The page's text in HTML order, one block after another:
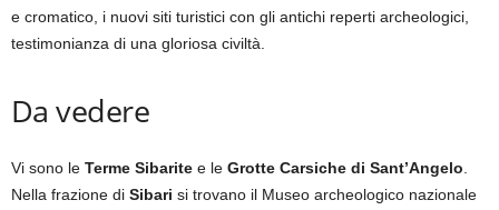
e cromatico, i nuovi siti turistici con gli antichi reperti archeologici,
testimonianza di una gloriosa civiltà.
Da vedere
Vi sono le Terme Sibarite e le Grotte Carsiche di Sant’Angelo
Nella frazione di Sibari si trovano il Museo archeologico nazionale